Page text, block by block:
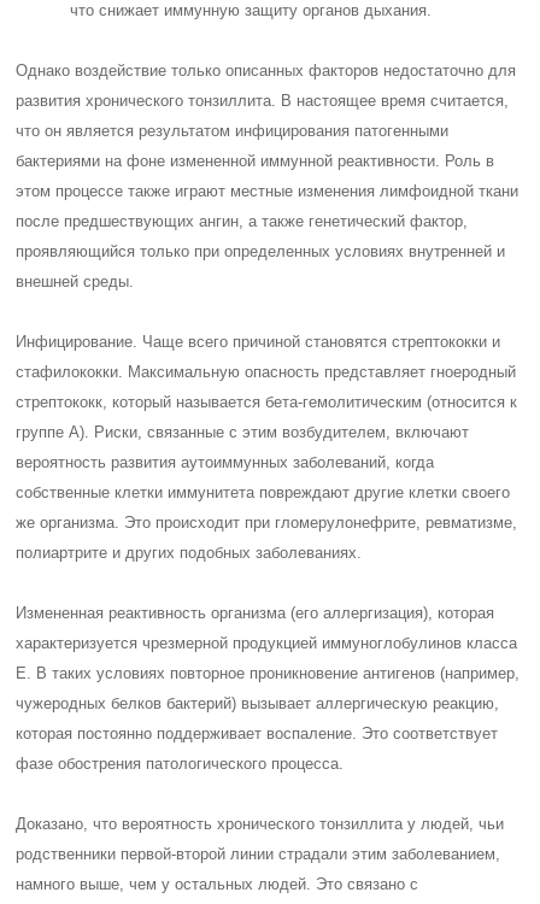
что снижает иммунную защиту органов дыхания.
Однако воздействие только описанных факторов недостаточно для
развития хронического тонзиллита. В настоящее время считается,
что он является результатом инфицирования патогенными
бактериями на фоне измененной иммунной реактивности. Роль в
этом процессе также играют местные изменения лимфоидной ткани
после предшествующих ангин, а также генетический фактор,
проявляющийся только при определенных условиях внутренней и
внешней среды.
Инфицирование. Чаще всего причиной становятся стрептококки и
стафилококки. Максимальную опасность представляет гноеродный
стрептококк, который называется бета-гемолитическим (относится к
группе А). Риски, связанные с этим возбудителем, включают
вероятность развития аутоиммунных заболеваний, когда
собственные клетки иммунитета повреждают другие клетки своего
же организма. Это происходит при гломерулонефрите, ревматизме,
полиартрите и других подобных заболеваниях.
Измененная реактивность организма (его аллергизация), которая
характеризуется чрезмерной продукцией иммуноглобулинов класса
Е. В таких условиях повторное проникновение антигенов (например,
чужеродных белков бактерий) вызывает аллергическую реакцию,
которая постоянно поддерживает воспаление. Это соответствует
фазе обострения патологического процесса.
Доказано, что вероятность хронического тонзиллита у людей, чьи
родственники первой-второй линии страдали этим заболеванием,
намного выше, чем у остальных людей. Это связано с